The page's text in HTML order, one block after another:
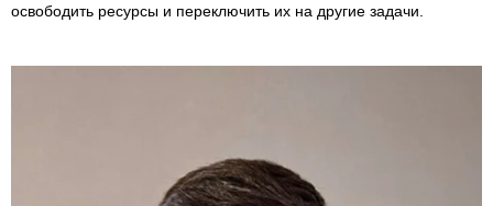
освободить ресурсы и переключить их на другие задачи.